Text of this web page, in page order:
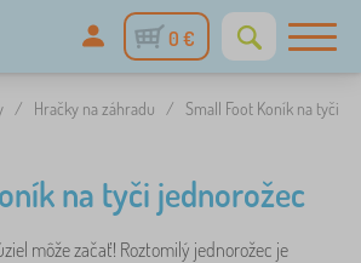
0 €
/ Hračky na záhradu / Small Foot Koník na tyči
na tyči jednorožec
môže začať! Roztomilý jednorožec je